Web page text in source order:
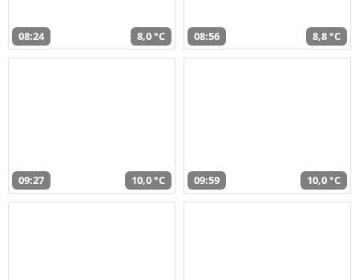
08:24 8,0 °C 08:56 8,8 °C
09:27 10,0 °C 09:59 10,0 °C